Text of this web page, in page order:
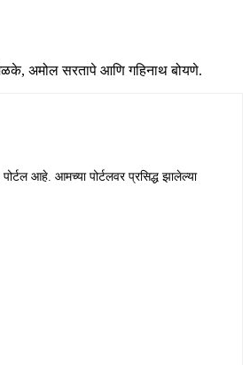
अमोल सरतापे आणि गहिनाथ बोयणे.
आहे. आमच्या पोर्टलवर प्रसिद्ध झालेल्या